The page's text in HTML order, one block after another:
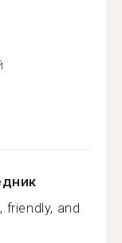
friendly, and